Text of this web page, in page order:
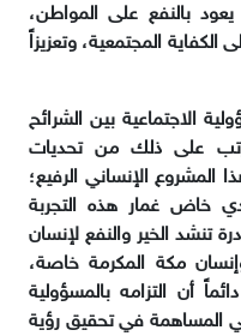
بالنفع على المواطن،
الكفاية المجتمعية، وتعزيزاً
الاجتماعية بين الشرائح
على ذلك من تحديات
المشروع الإنساني الرفيع؛
خاض غمار هذه التجربة
تنشد الخير والنفع لإنسان
مكة المكرمة خاصة،
أن التزامه بالمسؤولية
المساهمة في تحقيق رؤية